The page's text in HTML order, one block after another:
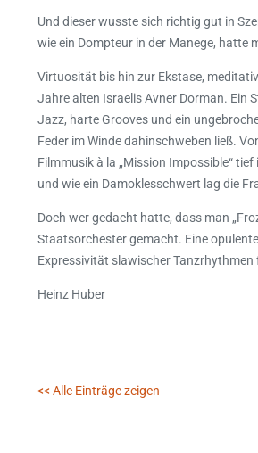
Und dieser wusste sich richtig gut in
wie ein Dompteur in der Manege, hatte
Virtuosität bis hin zur Ekstase,
Jahre alten Israelis Avner Dorman. Ein
Jazz, harte Grooves und ein
Feder im Winde dahinschweben ließ.
Filmmusik à la „Mission Impossible“
und wie ein Damoklesschwert lag die
Doch wer gedacht hatte, dass man
Staatsorchester gemacht. Eine
Expressivität slawischer
Heinz Huber
<< Alle Einträge zeigen